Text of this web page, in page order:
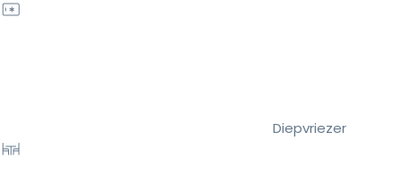
Diepvriezer